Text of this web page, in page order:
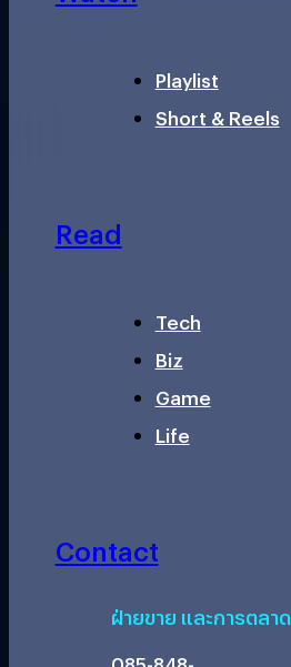
Playlist
Short & Reels
Read
Tech
Biz
Game
Life
Contact
ฝ่ายขาย และการตลาด